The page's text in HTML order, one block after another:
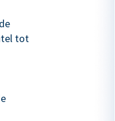
tot